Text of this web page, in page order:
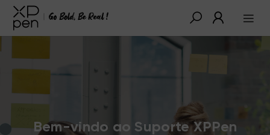
Bem-vindo ao Suporte XPPen